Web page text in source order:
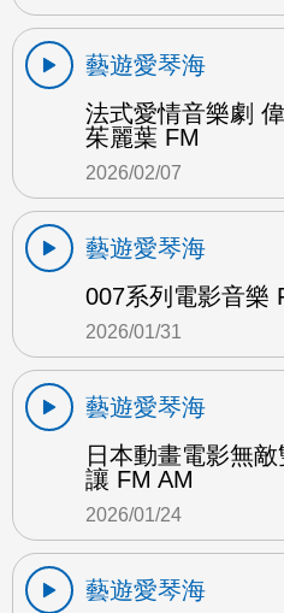
藝遊愛琴海
法式愛情音樂劇
茱麗葉 FM
2026/02/07
藝遊愛琴海
007系列電影音樂
2026/01/31
藝遊愛琴海
日本動畫電影無
讓 FM AM
2026/01/24
藝遊愛琴海